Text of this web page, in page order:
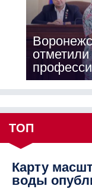
ТОП
Карту
воды